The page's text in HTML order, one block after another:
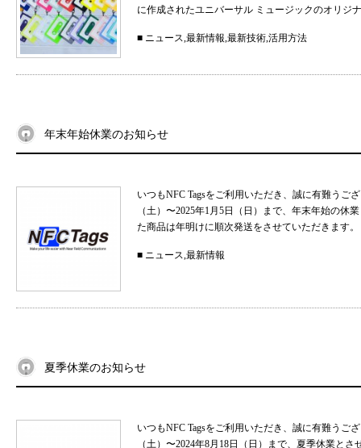
に作成されたユニバーサル ミュージックのオリジ
■ ニュース,最新情報,最新技術,活用方法
年末年始休業のお知らせ
いつもNFC Tagsをご利用いただき、誠に有難う
（土）〜2025年1月5日（日）まで、年末年始の
た商品は年明けに順次発送をさせていただきま
■ ニュース,最新情報
夏季休業のお知らせ
いつもNFC Tagsをご利用いただき、誠に有難う
（土）〜2024年8月18日（日）まで、夏季休業と